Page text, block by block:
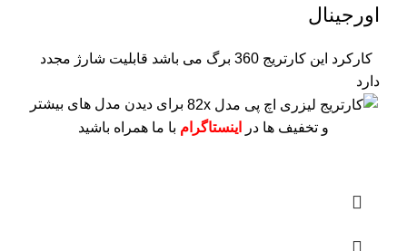
اورجینال
کارکرد این کارتریج 360 برگ می باشد
قابلیت شارژ مجدد
دارد
برای دیدن مدل های بیشتر
و تخفیف ها در
اینستاگرام با ما همراه باشید